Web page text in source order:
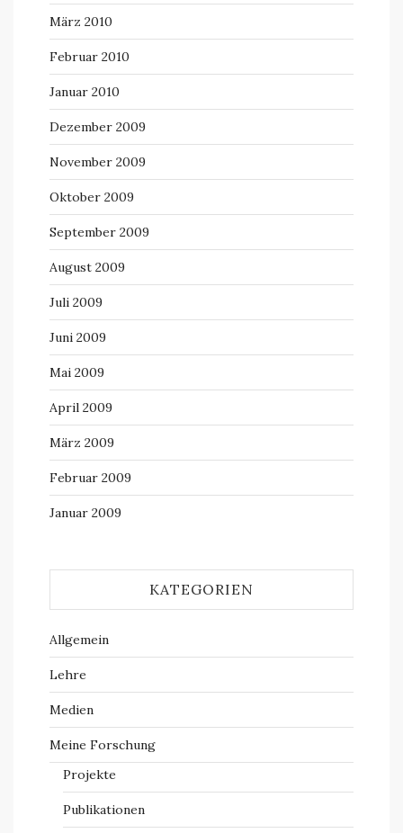
März 2010
Februar 2010
Januar 2010
Dezember 2009
November 2009
Oktober 2009
September 2009
August 2009
Juli 2009
Juni 2009
Mai 2009
April 2009
März 2009
Februar 2009
Januar 2009
KATEGORIEN
Allgemein
Lehre
Medien
Meine Forschung
Projekte
Publikationen